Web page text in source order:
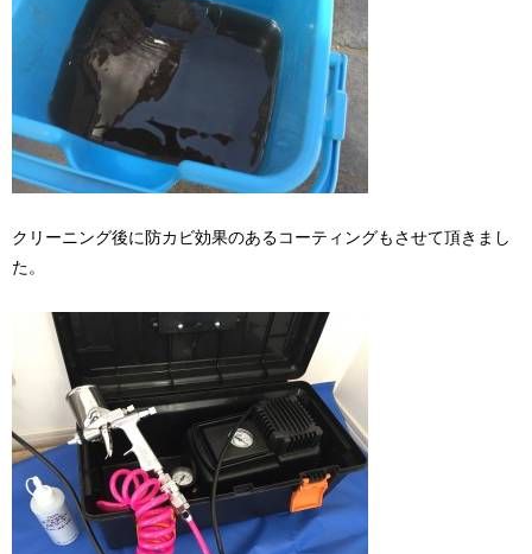
クリーニング後に防カビ効果のあるコーティングもさせて頂きまし
た。